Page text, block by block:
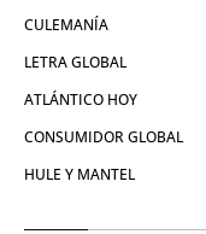
CULEMANÍA
LETRA GLOBAL
ATLÁNTICO HOY
CONSUMIDOR GLOBAL
HULE Y MANTEL